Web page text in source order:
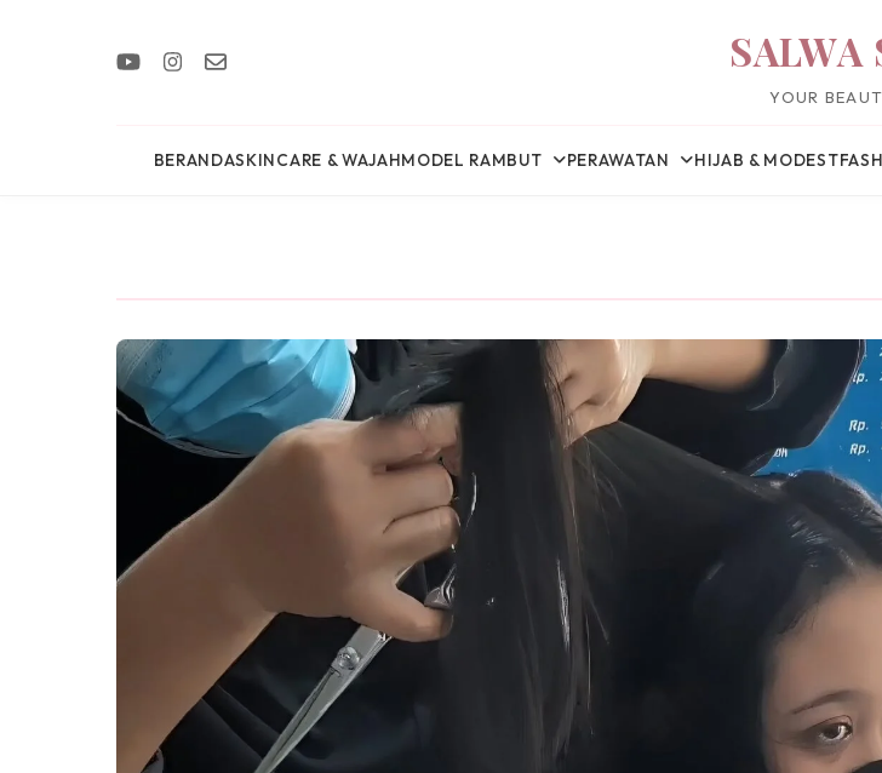
SALWA
YOUR
BERANDASKINCARE & WAJAHMODEL RAMBUT PERAWATAN HIJAB & MODEST